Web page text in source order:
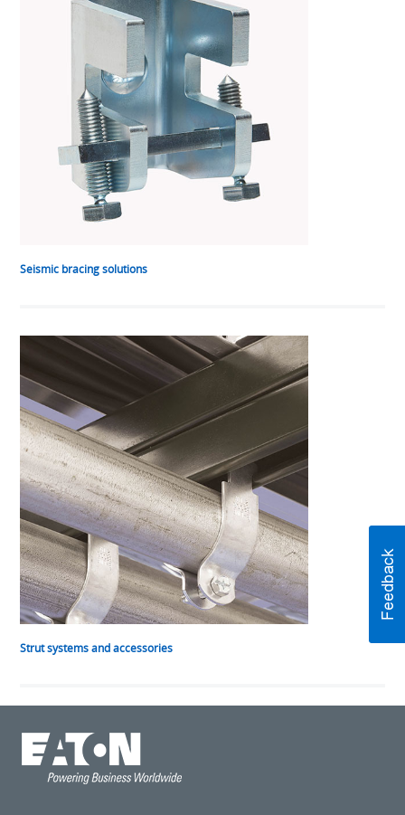
Seismic bracing solutions
Strut systems and accessories